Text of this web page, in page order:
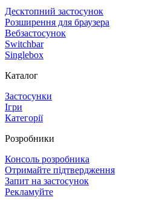
Десктопний застосунок
Розширення для браузера
Вебзастосунок
Switchbar
Singlebox
Каталог
Застосунки
Ігри
Категорії
Розробники
Консоль розробника
Отримайте підтвердження
Запит на застосунок
Рекламуйте